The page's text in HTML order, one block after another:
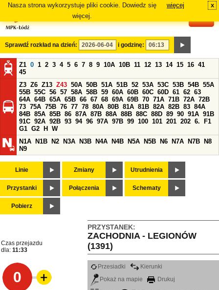
Nasza strona wykorzystuje pliki cookie. Dowiedz się
więcej.
więcej x
Sprawdź rozkład na dzień: i godzinę:
Z1 0 1 2 3 4 5 6 7 8 9 10A 10B 11 12 13 14 15 16 41
45
Z3 Z6 Z13 Z43 50A 50B 51A 51B 52 53A 53C 53B 54B 55A
55B 55C 56 57 58A 58B 59 60A 60B 60C 60D 61 62 63
64A 64B 65A 65B 66 67 68 69A 69B 70 71A 71B 72A 72B
73 75A 75B 76 77 78 80A 80B 81A 81B 82A 82B 83 84A
84B 85A 85B 86 87A 87B 88A 88B 88C 88D 89 90 91A 91B
91C 92A 92B 93 94 96 97A 97B 99 100 101 201 202 6.
F1
G1 G2 H
W
N1A
N1B N2 N3A N3B N4A N4B N5A N5B N6 N7A N7B
N8
N9
Linie Zmiany Utrudnienia
Przystanki Połączenia Schematy
Pobierz
PRZYSTANEK:
ZACHODNIA - LEGIONÓW
(1391)
Czas przejazdu
dla: 11:33
0
Przesiadki
Kierunki
Pokaż na mapie
Drukuj